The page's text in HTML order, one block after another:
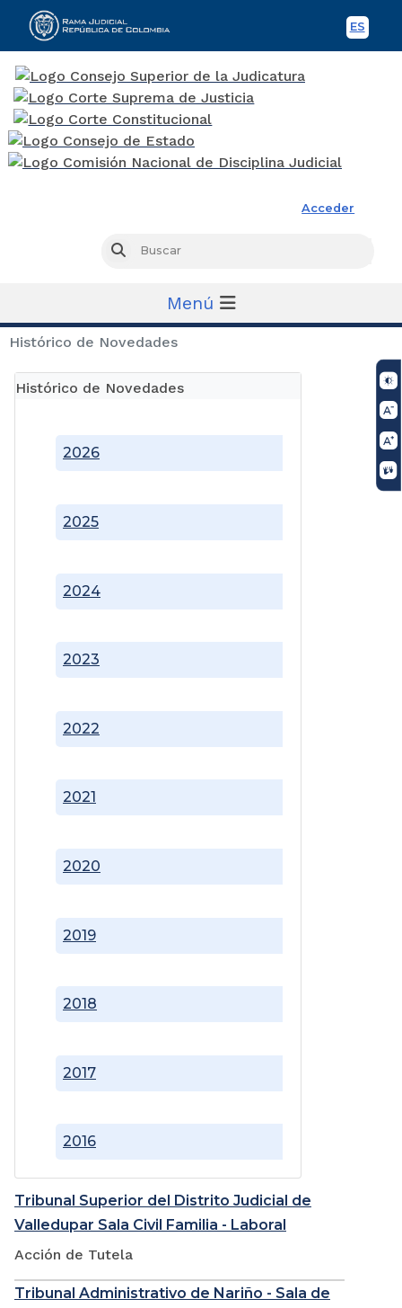
ES
Acceder
Buscar
Menú
Histórico de Novedades
Histórico de Novedades
2016
2017
2018
2019
2020
2021
2022
2023
2024
2025
2026
Tribunal Superior del Distrito Judicial de
Valledupar Sala Civil Familia - Laboral
Acción de Tutela
Tribunal Administrativo de Nariño - Sala de